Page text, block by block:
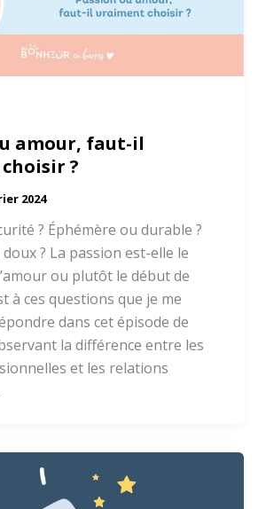
amour, faut-il
?
2024
? Éphémère ou durable ?
? La passion est-elle le
ou plutôt le début de
à ces questions que je me
dans cet épisode de
la différence entre les
et les relations